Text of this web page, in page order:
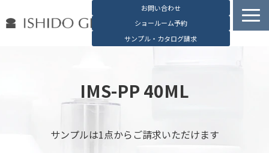
お問い合わせ
ショールーム予約
サンプル・カタログ請求
石堂硝子の特長
お役立ち資料
IMS-PP 40ML
サンプルは1点からご請求いただけます